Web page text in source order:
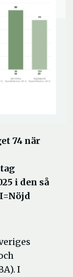
74 när
i den så
I